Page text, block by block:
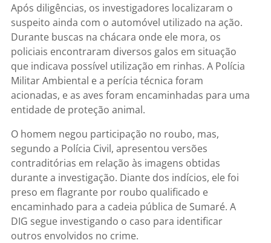
Após diligências, os investigadores localizaram o
suspeito ainda com o automóvel utilizado na ação.
Durante buscas na chácara onde ele mora, os
policiais encontraram diversos galos em situação
que indicava possível utilização em rinhas. A Polícia
Militar Ambiental e a perícia técnica foram
acionadas, e as aves foram encaminhadas para uma
entidade de proteção animal.
O homem negou participação no roubo, mas,
segundo a Polícia Civil, apresentou versões
contraditórias em relação às imagens obtidas
durante a investigação. Diante dos indícios, ele foi
preso em flagrante por roubo qualificado e
encaminhado para a cadeia pública de Sumaré. A
DIG segue investigando o caso para identificar
outros envolvidos no crime.